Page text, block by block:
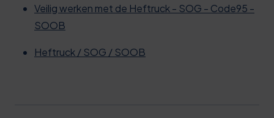
Veilig werken met de Heftruck - SOG - Code95 -
SOOB
Heftruck / SOG / SOOB